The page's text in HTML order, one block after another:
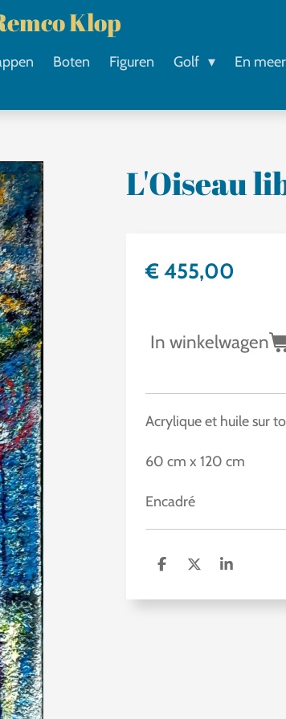
Klop
Boten Figuren Golf
En meer
L'Oiseau
€ 455,00
In winkelwagen
Acrylique et huile sur
60 cm x 120 cm
Encadré
D
l
D
e
S
a